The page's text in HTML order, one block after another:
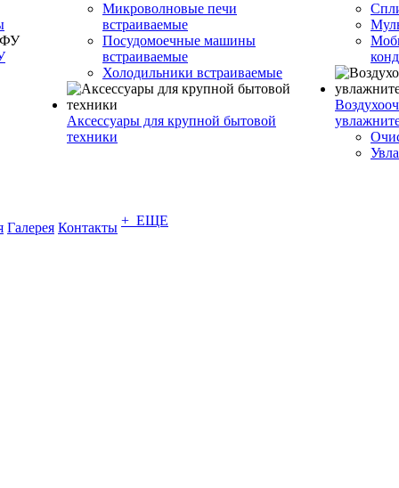
Микроволновые печи
встраиваемые
Посудомоечные машины
встраиваемые
Холодильники встраиваемые
Аксессуары для крупной бытовой
техники
Галерея Контакты + ЕЩЕ